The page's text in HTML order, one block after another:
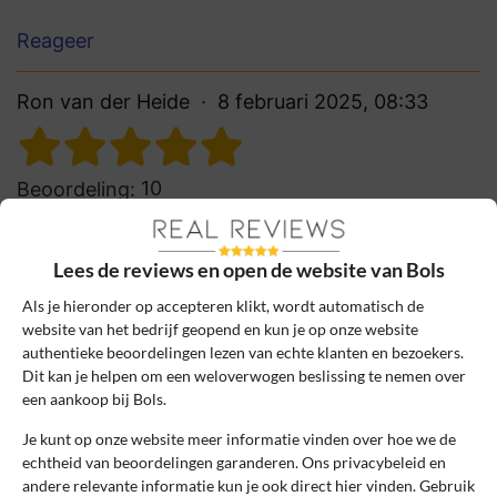
Reageer
Ron van der Heide 8 februari 2025, 08:33
Beoordeling: 10
Topservice voor cocktailfans
Fantastische plek voor cocktailfans! De
diverse pakketten, leerzame cursussen en
handige accessoires maken thuis cocktails
maken erg leuk en makkelijk. Zeker een
aanrader!
Review handmatig gecontroleerd en goedgekeurd.
Bekijk ons beleid
Lees de reviews en open de website van Bols
Als je hieronder op accepteren klikt, wordt automatisch de
website van het bedrijf geopend en kun je op onze website
authentieke beoordelingen lezen van echte klanten en bezoekers.
Dit kan je helpen om een weloverwogen beslissing te nemen over
een aankoop bij Bols.
Je kunt op onze website meer informatie vinden over hoe we de
echtheid van beoordelingen garanderen. Ons privacybeleid en
andere relevante informatie kun je ook direct hier vinden. Gebruik